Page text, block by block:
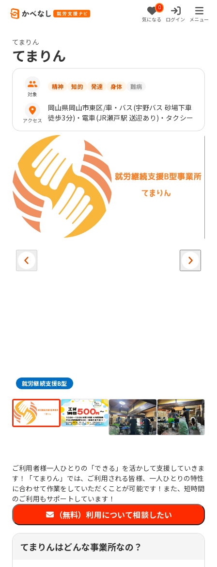
0
気になる ログイン メニュー
てまりん
てまりん
対象
精神 知的 発達 身体 難病
アクセス
岡山県岡山市東区/車・バス(宇野バス 砂場下車
徒歩3分)・電車(JR瀬戸駅 送迎あり)・タクシー
就労継続支援B型
ご利用者様一人ひとりの「できる」を活かして支援していきま
す！「てまりん」では、ご利用される皆様、一人ひとりの特性
に合わせて作業をしていただくことが可能です！また、短時間
のご利用もサポートしています！
（無料）利用について相談したい
てまりんはどんな事業所なの？